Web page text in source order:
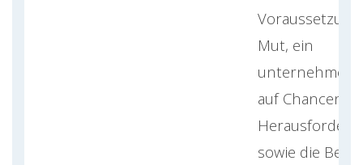
Mut, ein
auf Chancen
sowie die